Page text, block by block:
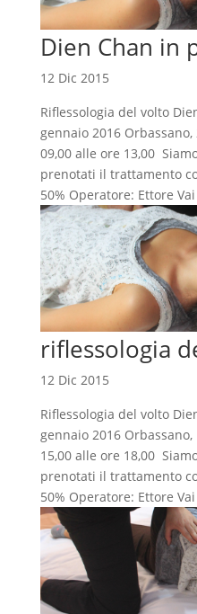
Dien Chan in
12 Dic 2015
Riflessologia del volto
gennaio 2016
09,00 alle ore 13,00
prenotati il trattamento
50% Operatore: Ettore
riflessologia
12 Dic 2015
Riflessologia del volto
gennaio 2016
15,00 alle ore 18,00
prenotati il trattamento
50% Operatore: Ettore